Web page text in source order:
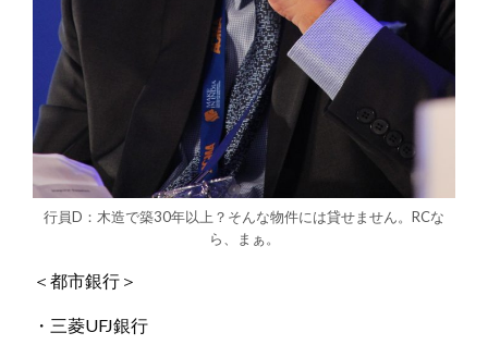
行員D：木造で築30年以上？そんな物件には貸せません。RCな
ら、まぁ。
＜都市銀行＞
・三菱UFJ銀行